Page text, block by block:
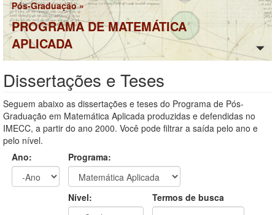
Pós-Graduação»
PROGRAMA DE MATEMÁTICA
APLICADA
Dissertações e Teses
Seguem abaixo as dissertações e teses do Programa de Pós-
Graduação em Matemática Aplicada produzidas e defendidas no
IMECC, a partir do ano 2000. Você pode filtrar a saída pelo ano e
pelo nível.
Ano:
Programa:
Nível: Termos de busca